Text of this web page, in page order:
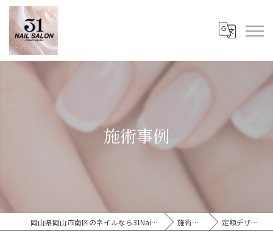
施術事例
岡山県岡山市南区のネイルなら31Nail Salon 施術事例 定額デザイン